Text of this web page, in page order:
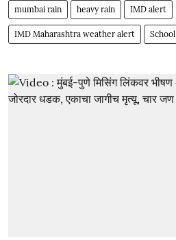
mumbai rain heavy rain IMD alert
IMD Maharashtra weather alert